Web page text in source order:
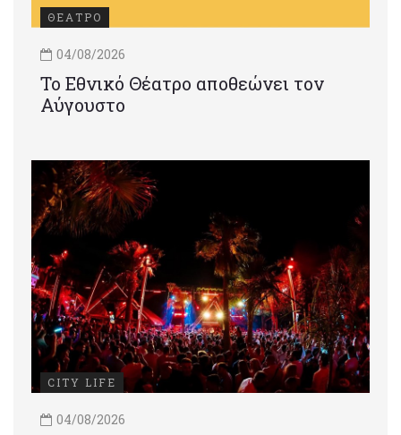
ΘΕΑΤΡΟ
04/08/2026
Το Εθνικό Θέατρο αποθεώνει τον
Αύγουστο
CITY LIFE
04/08/2026